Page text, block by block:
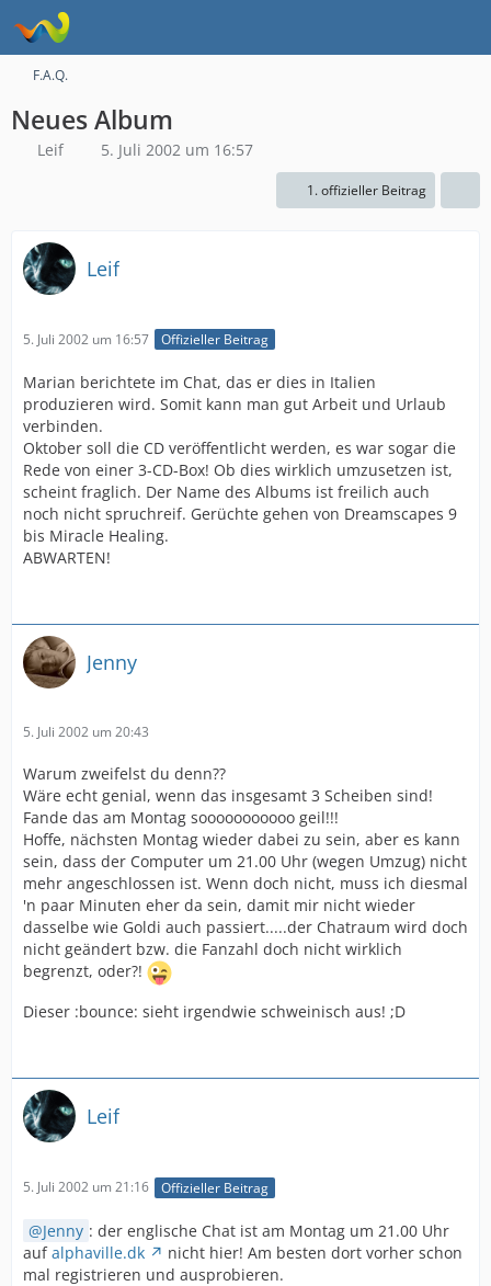
F.A.Q.
Neues Album
Leif 5. Juli 2002 um 16:57
1. offizieller Beitrag
Leif
5. Juli 2002 um 16:57 Offizieller Beitrag
Marian berichtete im Chat, das er dies in Italien
produzieren wird. Somit kann man gut Arbeit und Urlaub
verbinden.
Oktober soll die CD veröffentlicht werden, es war sogar die
Rede von einer 3-CD-Box! Ob dies wirklich umzusetzen ist,
scheint fraglich. Der Name des Albums ist freilich auch
noch nicht spruchreif. Gerüchte gehen von Dreamscapes 9
bis Miracle Healing.
ABWARTEN!
Jenny
5. Juli 2002 um 20:43
Warum zweifelst du denn??
Wäre echt genial, wenn das insgesamt 3 Scheiben sind!
Fande das am Montag sooooooooooo geil!!!
Hoffe, nächsten Montag wieder dabei zu sein, aber es kann
sein, dass der Computer um 21.00 Uhr (wegen Umzug) nicht
mehr angeschlossen ist. Wenn doch nicht, muss ich diesmal
'n paar Minuten eher da sein, damit mir nicht wieder
dasselbe wie Goldi auch passiert.....der Chatraum wird doch
nicht geändert bzw. die Fanzahl doch nicht wirklich
begrenzt, oder?!
Dieser :bounce: sieht irgendwie schweinisch aus! ;D
Leif
5. Juli 2002 um 21:16 Offizieller Beitrag
Jenny : der englische Chat ist am Montag um 21.00 Uhr
aufalphaville.dk
nicht hier! Am besten dort vorher schon
mal registrieren und ausprobieren.